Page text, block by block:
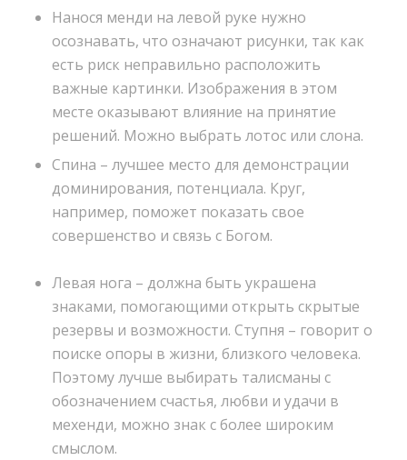
Нанося менди на левой руке нужно
осознавать, что означают рисунки, так как
есть риск неправильно расположить
важные картинки. Изображения в этом
месте оказывают влияние на принятие
решений. Можно выбрать лотос или слона.
Спина – лучшее место для демонстрации
доминирования, потенциала. Круг,
например, поможет показать свое
совершенство и связь с Богом.
Левая нога – должна быть украшена
знаками, помогающими открыть скрытые
резервы и возможности. Ступня – говорит о
поиске опоры в жизни, близкого человека.
Поэтому лучше выбирать талисманы с
обозначением счастья, любви и удачи в
мехенди, можно знак с более широким
смыслом.